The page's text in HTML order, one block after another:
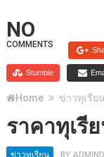
NO
COMMENTS
Stumble
Home ข่าวทุเรียน
ราคาทุเรี
ข่าวทุเรียน BY